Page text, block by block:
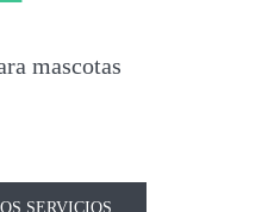
mascotas
SERVICIOS